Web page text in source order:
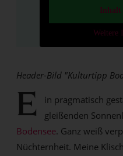
Weitere
Header-Bild "Kulturtipp
E
in pragmatisch
gleißenden
Bodensee. Ganz weiß
Nüchternheit. Meine